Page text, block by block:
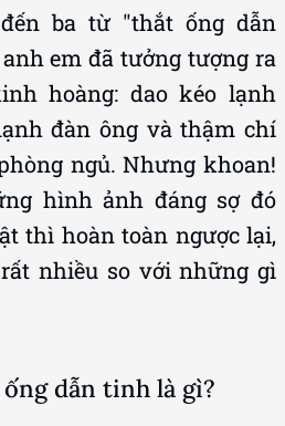
ba từ "thắt ống dẫn
em đã tưởng tượng ra
hoàng: dao kéo lạnh
đàn ông và thậm chí
ngủ. Nhưng khoan!
hình ảnh đáng sợ đó
thì hoàn toàn ngược lại,
nhiều so với những gì
dẫn tinh là gì?